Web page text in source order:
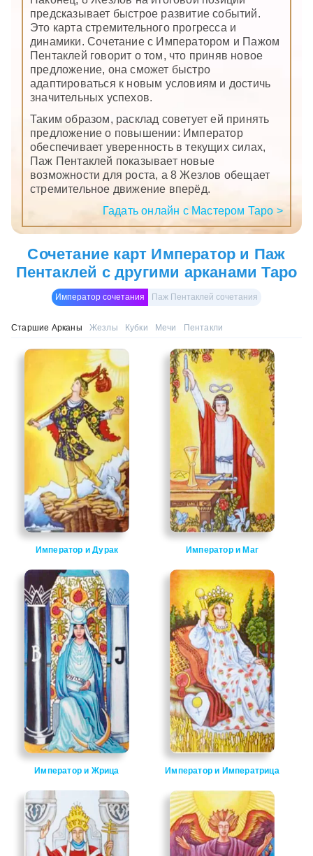
предсказывает быстрое развитие событий.
Это карта стремительного прогресса и
динамики. Сочетание с Императором и Пажом
Пентаклей говорит о том, что приняв новое
предложение, она сможет быстро
адаптироваться к новым условиям и достичь
значительных успехов.
Таким образом, расклад советует ей принять
предложение о повышении: Император
обеспечивает уверенность в текущих силах,
Паж Пентаклей показывает новые
возможности для роста, а 8 Жезлов обещает
стремительное движение вперёд.
Гадать онлайн с Мастером Таро >
Сочетание карт Император и Паж
Пентаклей с другими арканами Таро
Император сочетания Паж Пентаклей сочетания
Старшие Арканы Жезлы Кубки Мечи Пентакли
Император и Дурак Император и Маг
Император и Жрица Император и Императрица